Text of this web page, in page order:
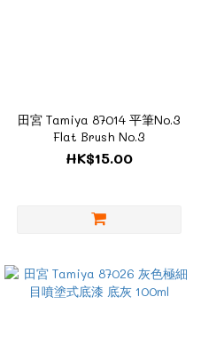
田宮 Tamiya 87014 平筆No.3
Flat Brush No.3
HK$15.00